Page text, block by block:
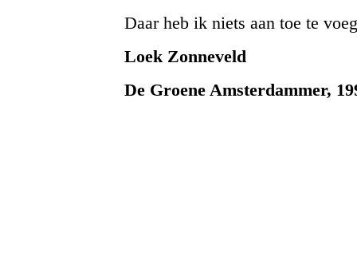
Daar heb ik niets aan toe te
Loek Zonneveld
De Groene Amsterdammer,